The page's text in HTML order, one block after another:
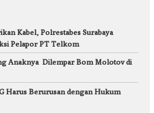
Kabel, Polrestabes Surabaya
Pelapor PT Telkom
Anaknya Dilempar Bom Molotov di
Harus Berurusan dengan Hukum